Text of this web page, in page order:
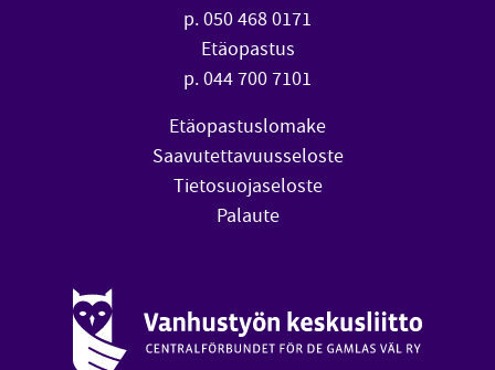
p. 050 468 0171
Etäopastus
p. 044 700 7101
Etäopastuslomake
Saavutettavuusseloste
Tietosuojaseloste
Palaute